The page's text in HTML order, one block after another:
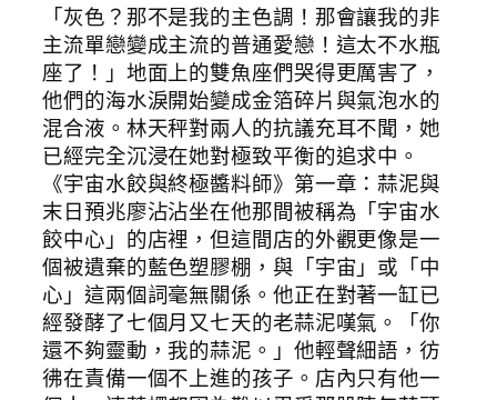
「灰色？那不是我的主色調！那會讓我的非
主流單戀變成主流的普通愛戀！這太不水瓶
座了！」地面上的雙魚座們哭得更厲害了，
他們的海水淚開始變成金箔碎片與氣泡水的
混合液。林天秤對兩人的抗議充耳不聞，她
已經完全沉浸在她對極致平衡的追求中。
《宇宙水餃與終極醬料師》第一章：蒜泥與
末日預兆廖沾沾坐在他那間被稱為「宇宙水
餃中心」的店裡，但這間店的外觀更像是一
個被遺棄的藍色塑膠棚，與「宇宙」或「中
心」這兩個詞毫無關係。他正在對著一缸已
經發酵了七個月又七天的老蒜泥嘆氣。「你
還不夠靈動，我的蒜泥。」他輕聲細語，彷
彿在責備一個不上進的孩子。店內只有他一